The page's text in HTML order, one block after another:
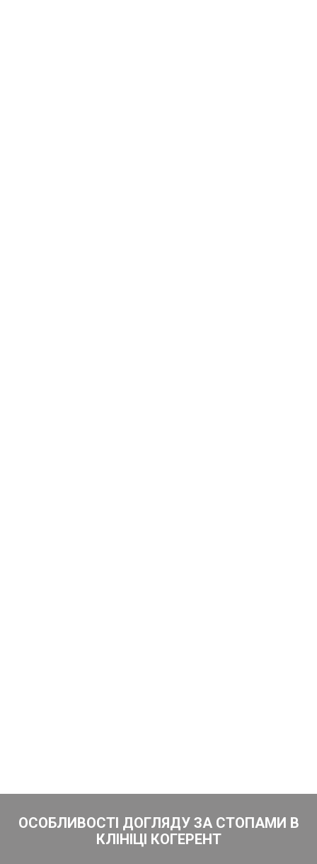
ОСОБЛИВОСТІ ДОГЛЯДУ ЗА СТОПАМИ В
КЛІНІЦІ КОГЕРЕНТ